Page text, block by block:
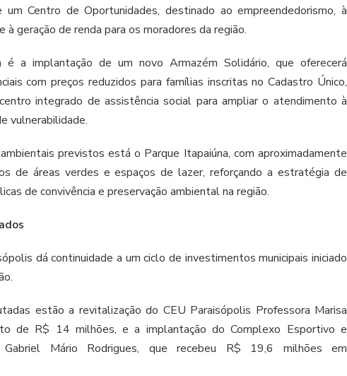
Centro de Oportunidades, destinado ao empreendedorismo, à
à geração de renda para os moradores da região.
é a implantação de um novo Armazém Solidário, que oferecerá
com preços reduzidos para famílias inscritas no Cadastro Único,
integrado de assistência social para ampliar o atendimento à
vulnerabilidade.
previstos está o Parque Itapaiúna, com aproximadamente
de áreas verdes e espaços de lazer, reforçando a estratégia de
de convivência e preservação ambiental na região.
dá continuidade a um ciclo de investimentos municipais iniciado
estão a revitalização do CEU Paraisópolis Professora Marisa
de R$ 14 milhões, e a implantação do Complexo Esportivo e
Gabriel Mário Rodrigues, que recebeu R$ 19,6 milhões em